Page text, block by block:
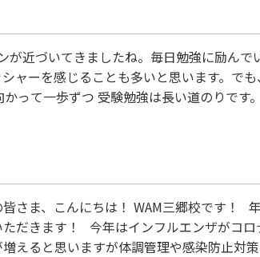
が近づいてきましたね。毎日勉強に励ん
ャーを感じることも多いと思います。で
って一歩ずつ 受験勉強は長い道のりで
さま、こんにちは！ WAM三郷校です！
だきます！ 今年はインフルエンザがコ
えると思いますが体調管理や感染防止対